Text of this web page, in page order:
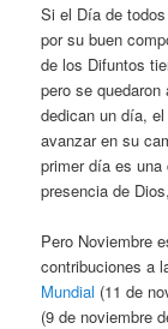
Si el Día de
por su buen
de los Difuntos
pero se
dedican un día,
avanzar en su
primer día es una
presencia de
Pero Noviembre
contribuciones a
Mundial (11 de
(9 de noviembre